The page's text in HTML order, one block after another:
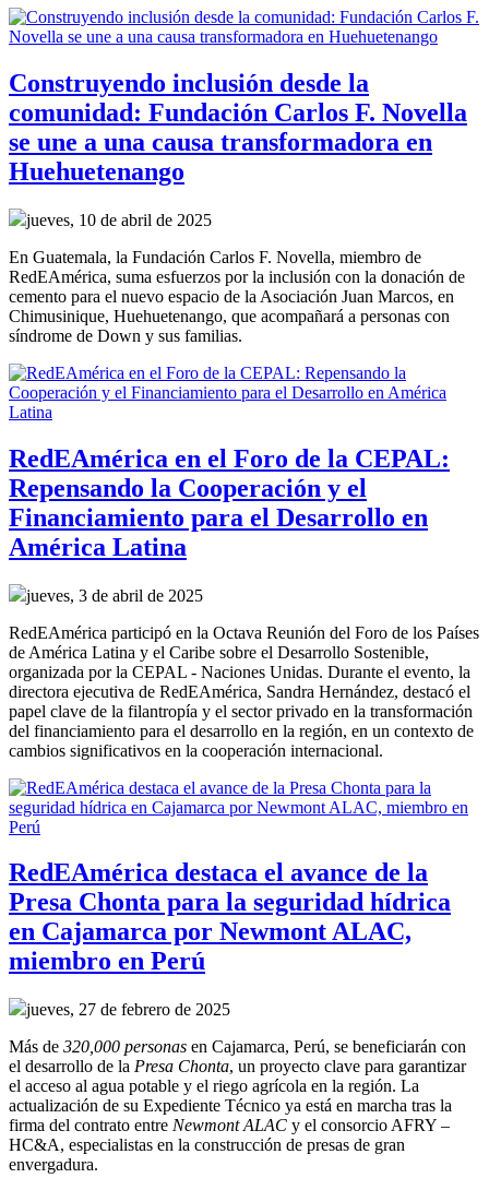
Construyendo inclusión desde la
comunidad: Fundación Carlos F. Novella
se une a una causa transformadora en
Huehuetenango
jueves, 10 de abril de 2025
En Guatemala, la Fundación Carlos F. Novella, miembro de
RedEAmérica, suma esfuerzos por la inclusión con la donación de
cemento para el nuevo espacio de la Asociación Juan Marcos, en
Chimusinique, Huehuetenango, que acompañará a personas con
síndrome de Down y sus familias.
RedEAmérica en el Foro de la CEPAL:
Repensando la Cooperación y el
Financiamiento para el Desarrollo en
América Latina
jueves, 3 de abril de 2025
RedEAmérica participó en la Octava Reunión del Foro de los Países
de América Latina y el Caribe sobre el Desarrollo Sostenible,
organizada por la CEPAL - Naciones Unidas. Durante el evento, la
directora ejecutiva de RedEAmérica, Sandra Hernández, destacó el
papel clave de la filantropía y el sector privado en la transformación
del financiamiento para el desarrollo en la región, en un contexto de
cambios significativos en la cooperación internacional.
RedEAmérica destaca el avance de la
Presa Chonta para la seguridad hídrica
en Cajamarca por Newmont ALAC,
miembro en Perú
jueves, 27 de febrero de 2025
Más de 320,000 personas en Cajamarca, Perú, se beneficiarán con
el desarrollo de la Presa Chonta, un proyecto clave para garantizar
el acceso al agua potable y el riego agrícola en la región. La
actualización de su Expediente Técnico ya está en marcha tras la
firma del contrato entre Newmont ALAC y el consorcio AFRY –
HC&A, especialistas en la construcción de presas de gran
envergadura.